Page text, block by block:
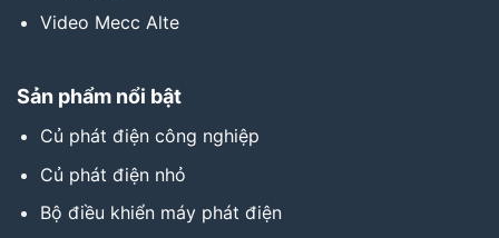
Video Mecc Alte
Sản phẩm nổi bật
Củ phát điện công nghiệp
Củ phát điện nhỏ
Bộ điều khiển máy phát điện